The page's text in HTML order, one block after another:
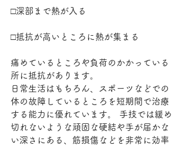
□深部まで熱が入る
□抵抗が高いところに熱が集まる
痛めているところや負荷のかかっている
所に抵抗があります。
日常生活はもちろん、スポーツなどでの
体の故障しているところを短期間で治療
する能力に優れています。 手技では緩め
切れないような頑固な硬結や手が届かな
い深さにある、筋損傷などを非常に効率